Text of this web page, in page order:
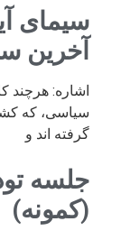
سیمای
آخرین
اشاره: هرچند
سیاسی، که
گرفته اند و
جلسه
(کمونه)